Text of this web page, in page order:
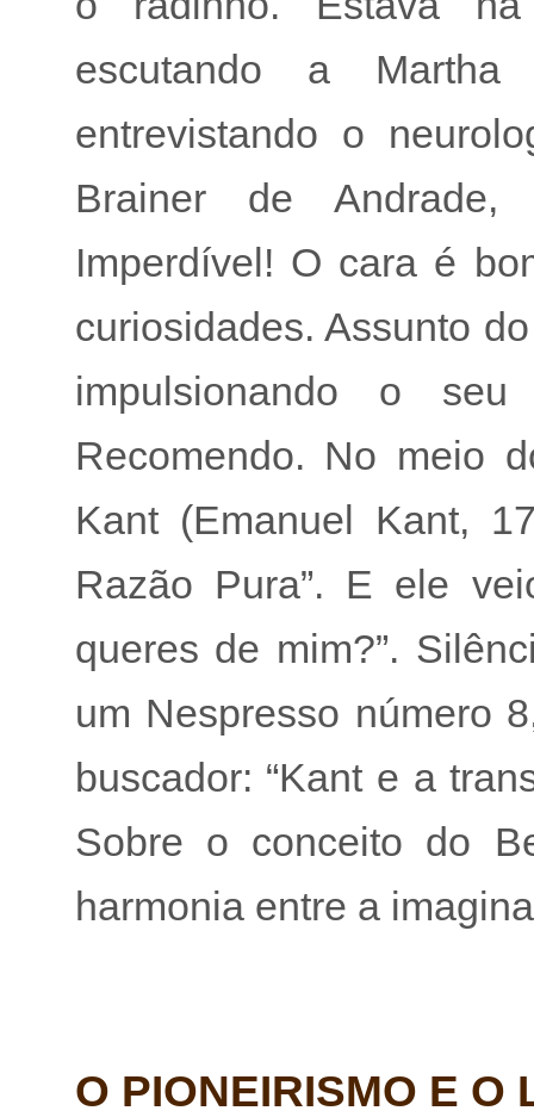
escutando a
entrevistando o
Brainer de Andrade,
Imperdível! O cara é
curiosidades. Assunto
impulsionando o seu
Recomendo. No meio
Kant (Emanuel Kant,
Razão Pura”. E ele
queres de mim?”.
um Nespresso número
buscador: “Kant e a
Sobre o conceito do
harmonia entre a
O PIONEIRISMO E O